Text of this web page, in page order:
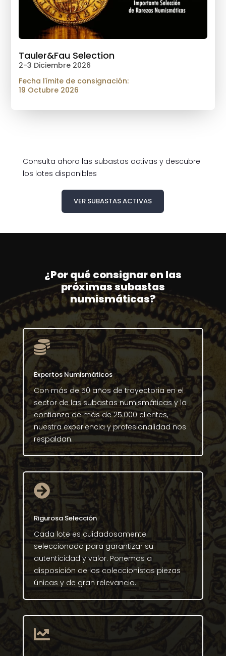
Tauler&Fau Selection
2-3 Diciembre 2026
Fecha límite de consignación:
19 Octubre 2026
Consulta ahora las subastas activas y descubre
los lotes disponibles
VER SUBASTAS ACTIVAS
¿Por qué consignar en las
próximas subastas
numismáticas?

Expertos Numismáticos
Con más de 50 años de trayectoria en el
sector de las subastas numismáticas y la
confianza de más de 25.000 clientes,
nuestra experiencia y profesionalidad nos
respaldan.

Rigurosa Selección
Cada lote es cuidadosamente
seleccionado para garantizar su
autenticidad y valor. Ponemos a
disposición de los coleccionistas piezas
únicas y de gran relevancia.
